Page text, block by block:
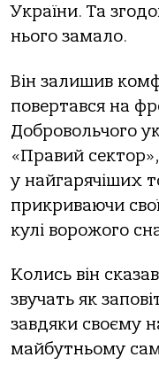
України. Та
нього замало.
Він залишив
повертався на
Добровольчого
«Правий
у найгарячіших
прикриваючи
кулі ворожого
Колись він
звучать як
завдяки своєму
майбутньому